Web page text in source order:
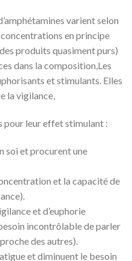
varient selon
en principe
produits quasiment purs)
dans la composition,Les
et stimulants. Elles
la vigilance,
pour leur effet stimulant :
soi et procurent une
et la capacité de
et d’euphorie
incontrôlable de parler
des autres).
et diminuent le besoin